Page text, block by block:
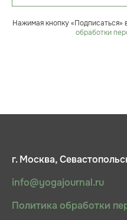
Нажимая кнопку «Подписаться»
обработки
г. Москва,
info@yogajournal.ru
Политика обработки